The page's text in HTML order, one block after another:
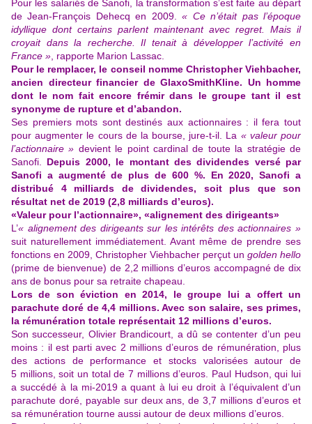
Pour les salariés de Sanofi, la transformation s’est faite au départ
de Jean-François Dehecq en 2009.« Ce n’était pas l’époque
idyllique dont certains parlent maintenant avec regret. Mais il
croyait dans la recherche. Il tenait à développer l’activité en
France » , rapporte Marion Lassac.
Pour le remplacer, le conseil nomme Christopher Viehbacher,
ancien directeur financier de GlaxoSmithKline. Un homme
dont le nom fait encore frémir dans le groupe tant il est
synonyme de rupture et d’abandon.
Ses premiers mots sont destinés aux actionnaires : il fera tout
pour augmenter le cours de la bourse, jure-t-il. La « valeur pour
l’actionnaire » devient le point cardinal de toute la stratégie de
Sanofi. Depuis 2000, le montant des dividendes versé par
Sanofi a augmenté de plus de 600 %. En 2020, Sanofi a
distribué 4 milliards de dividendes, soit plus que son
résultat net de 2019 (2,8 milliards d’euros).
«Valeur pour l’actionnaire», «alignement des dirigeants»
L’« alignement des dirigeants sur les intérêts des actionnaires »
suit naturellement immédiatement. Avant même de prendre ses
fonctions en 2009 , Christopher Viehbacher perçut un golden hello
(prime de bienvenue) de 2,2 millions d’euros accompagné de dix
ans de bonus pour sa retraite chapeau.
Lors de son éviction en 2014, le groupe lui a offert un
parachute doré de 4,4 millions. Avec son salaire, ses primes,
la rémunération totale représentait 12 millions d’euros.
Son successeur, Olivier Brandicourt, a dû se contenter d’un peu
moins : il est parti avec 2 millions d’euros de rémunération, plus
des actions de performance et stocks valorisées autour de
5 millions, soit un total de 7 millions d’euros. Paul Hudson, qui lui
a succédé à la mi-2019 a quant à lui eu droit à l’équivalent d’un
parachute doré, payable sur deux ans, de 3,7 millions d’euros et
sa rémunération tourne aussi autour de deux millions d’euros.